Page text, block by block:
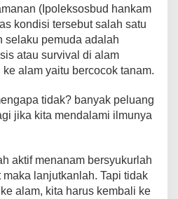
(Ipoleksosbud hankam
kondisi tersebut salah satu
selaku pemuda adalah
atau survival di alam
alam yaitu bercocok tanam.
tidak? banyak peluang
jika kita mendalami ilmunya
aktif menanam bersyukurlah
maka lanjutkanlah. Tapi tidak
alam, kita harus kembali ke